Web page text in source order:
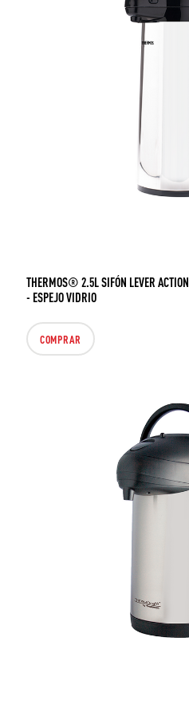
THERMOS® 2.5L SIFÓN LEVER ACTION
- ESPEJO VIDRIO
COMPRAR